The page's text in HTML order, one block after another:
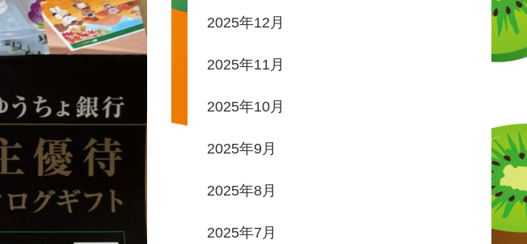
2025年12月
2025年11月
2025年10月
2025年9月
2025年8月
2025年7月